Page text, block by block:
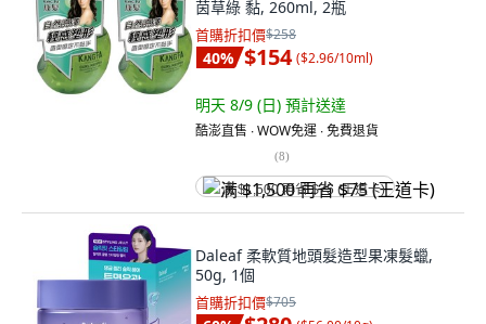
茵草綠 黏, 260ml, 2瓶
首購折扣價$258
40% $154 ($2.96/10ml)
明天 8/9 (日) 預計送達
酷澎直售 ∙ WOW免運 ∙ 免費退貨
(8)
满 $1,500 再省 $75 (王道卡)
Daleaf 柔軟質地頭髮造型果凍髮蠟,
50g, 1個
首購折扣價$705